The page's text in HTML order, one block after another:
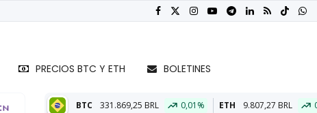
PRECIOS BTC Y ETH
BOLETINES
331.869,25 BRL 0,01% ETH 9.807,27 BRL 0,23% BTC